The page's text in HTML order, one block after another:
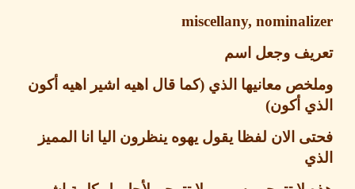
miscellany,
وجعل اسم
معانيها الذي(كما قال اهيه اشير اهيه أكون
أكون)
الان لفظا يقول يهوهينظرون اليا انا المميز